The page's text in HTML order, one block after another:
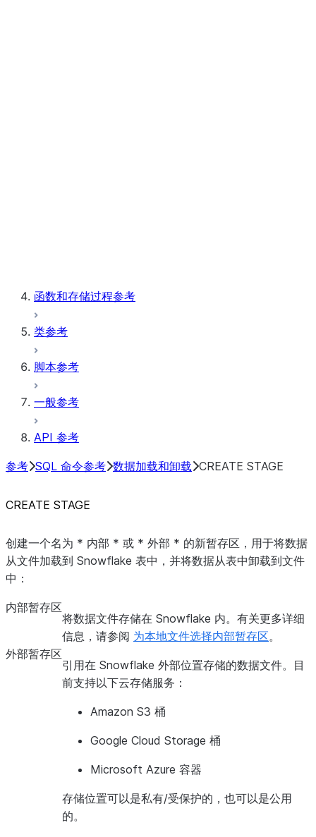
函数和存储过程参考
类参考
脚本参考
一般参考
API 参考
参考 SQL 命令参考 数据加载和卸载 CREATE STAGE
CREATE STAGE
创建一个名为 * 内部 * 或 * 外部 * 的新暂存区，用于将数据
从文件加载到 Snowflake 表中，并将数据从表中卸载到文件
中：
内部暂存区
将数据文件存储在 Snowflake 内。有关更多详细
信息，请参阅 为本地文件选择内部暂存区。
外部暂存区
引用在 Snowflake 外部位置存储的数据文件。目
前支持以下云存储服务：
Amazon S3 桶
Google Cloud Storage 桶
Microsoft Azure 容器
存储位置可以是私有/受保护的，也可以是公用
的。